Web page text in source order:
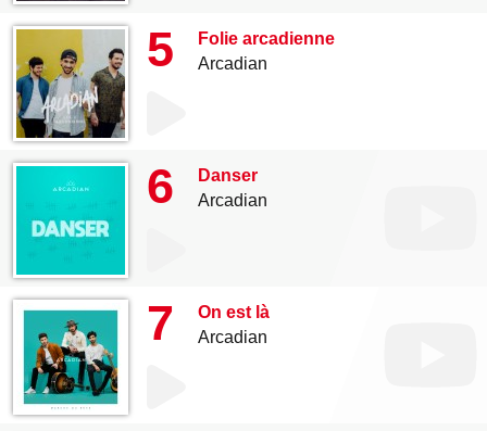
5
Folie arcadienne
Arcadian
6
Danser
Arcadian
7
On est là
Arcadian